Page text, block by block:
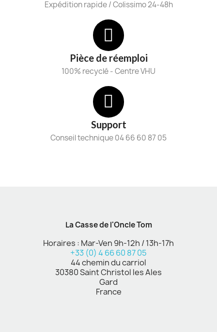
Expédition rapide / Colissimo 24-48h
Pièce de réemploi
100% recyclé - Centre VHU
Support
Conseil technique 04 66 60 87 05
La Casse de l'Oncle Tom
Horaires : Mar-Ven 9h-12h / 13h-17h
+33 (0) 4 66 60 87 05
44 chemin du carriol
30380 Saint Christol les Ales
Gard
France